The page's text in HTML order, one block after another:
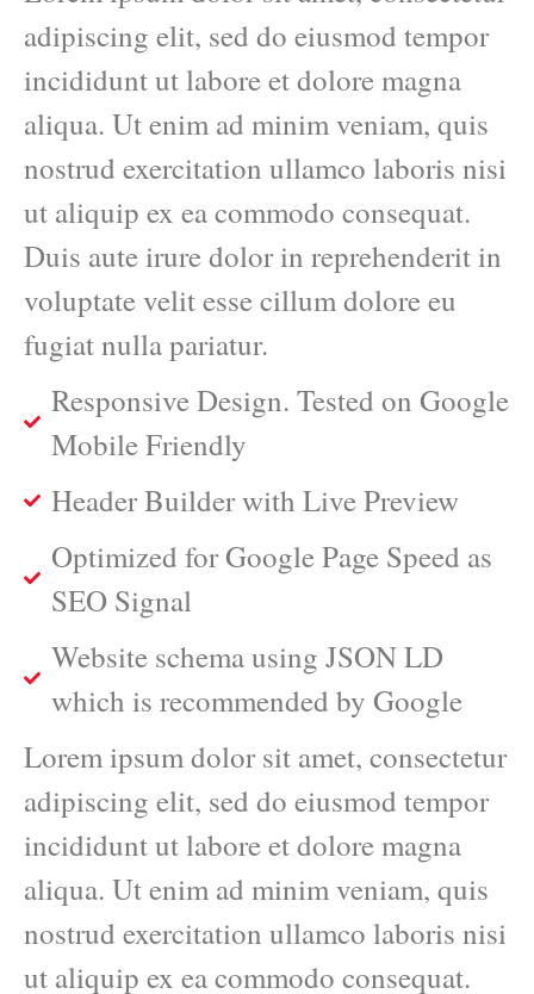
adipiscing elit, sed do eiusmod tempor
incididunt ut labore et dolore magna
aliqua. Ut enim ad minim veniam, quis
nostrud exercitation ullamco laboris nisi
ut aliquip ex ea commodo consequat.
Duis aute irure dolor in reprehenderit in
voluptate velit esse cillum dolore eu
fugiat nulla pariatur.
Responsive Design. Tested on Google
Mobile Friendly
Header Builder with Live Preview
Optimized for Google Page Speed as
SEO Signal
Website schema using JSON LD
which is recommended by Google
Lorem ipsum dolor sit amet, consectetur
adipiscing elit, sed do eiusmod tempor
incididunt ut labore et dolore magna
aliqua. Ut enim ad minim veniam, quis
nostrud exercitation ullamco laboris nisi
ut aliquip ex ea commodo consequat.